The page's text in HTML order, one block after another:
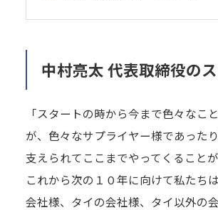
中村亮太 代表取締役の
「スタートの時から今まで色々なこ
が、色々なサプライヤー様であった
支えられてここまでやってくることが
これから次の１０年に向けて私たち
会社様、タイの会社様、タイ以外の